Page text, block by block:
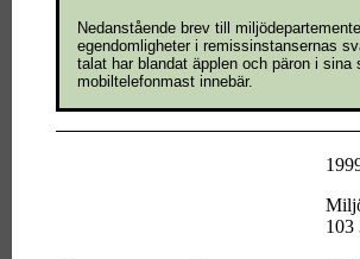
Nedanstående brev till
egendomligheter i remissinstansernas
talat har blandat äpplen och päron i
mobiltelefonmast innebär.
103